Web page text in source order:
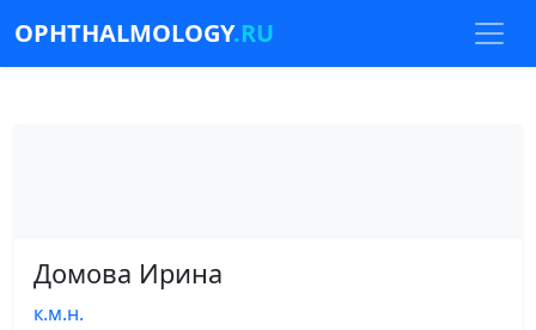
OPHTHALMOLOGY.RU
Домова Ирина
к.м.н.